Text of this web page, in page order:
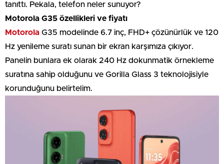
tanıttı. Pekala, telefon neler sunuyor?
Motorola G35 özellikleri ve fiyatı
Motorola G35 modelinde 6.7 inç, FHD+ çözünürlük ve 120
Hz yenileme suratı sunan bir ekran karşımıza çıkıyor.
Panelin bunlara ek olarak 240 Hz dokunmatik örnekleme
suratına sahip olduğunu ve Gorilla Glass 3 teknolojisiyle
korunduğunu belirtelim.